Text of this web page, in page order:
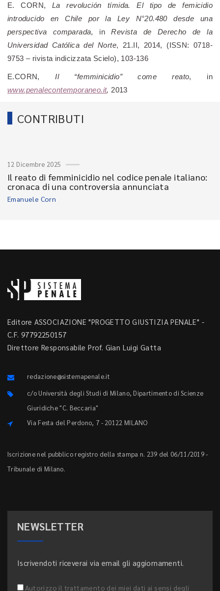
E. CORN, La revolución tímida. El tipo de femicidio
introducido en Chile por la Ley N°20.480 desde una
perspectiva comparada, inRevista de Derecho de la
Universidad Católica del Norte, 21.II, 2014, (ISSN: 0718-
9753 – rivista indicizzata Scielo), 103-136
E.CORN,Il “femminicidio” come reato, in
www.penalecontemporaneo.it, 2013
CONTRIBUTI
12 Dicembre 2025
Il reato di femminicidio nel codice penale italiano:
cronaca di una controversia annunciata
Emanuele Corn
Editore ASSOCIAZIONE "PROGETTO GIUSTIZIA PENALE" -
C.F. 97792250157
Direttore Responsabile Prof. Gian Luigi Gatta
redazione@sistemapenale.it
c/o Università degli Studi di Milano, Dipartimento di Scienze
Giuridiche "C. Beccaria"
Via Festa del Perdono, 7 - 20122 MILANO
Iscrizione nel pubblico registro della stampa n. 239 del 06/11/2019 -
Tribunale di Milano.
NEWSLETTER
Iscrivendoti riceverai via email gli aggiornamenti.
Autorizzo il trattamento dei miei dati ai sensi degli